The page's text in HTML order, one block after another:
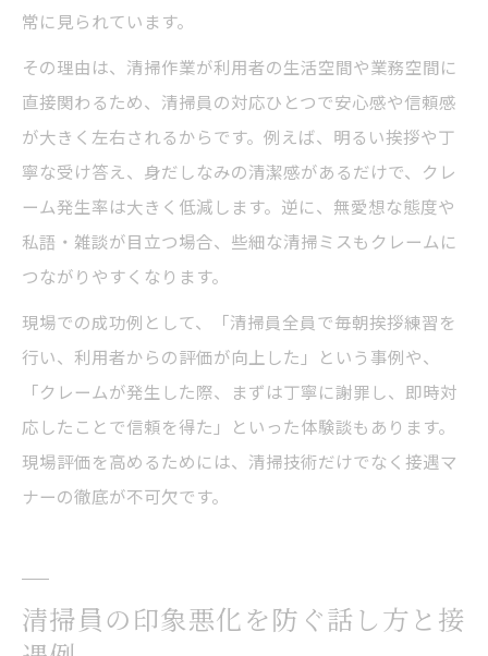
常に見られています。
その理由は、清掃作業が利用者の生活空間や業務空間に
直接関わるため、清掃員の対応ひとつで安心感や信頼感
が大きく左右されるからです。例えば、明るい挨拶や丁
寧な受け答え、身だしなみの清潔感があるだけで、クレ
ーム発生率は大きく低減します。逆に、無愛想な態度や
私語・雑談が目立つ場合、些細な清掃ミスもクレームに
つながりやすくなります。
現場での成功例として、「清掃員全員で毎朝挨拶練習を
行い、利用者からの評価が向上した」という事例や、
「クレームが発生した際、まずは丁寧に謝罪し、即時対
応したことで信頼を得た」といった体験談もあります。
現場評価を高めるためには、清掃技術だけでなく接遇マ
ナーの徹底が不可欠です。
清掃員の印象悪化を防ぐ話し方と接